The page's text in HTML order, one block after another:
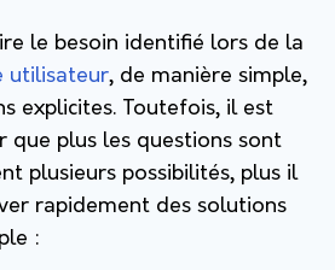
le besoin identifié lors de la
utilisateur, de manière simple,
explicites. Toutefois, il est
que plus les questions sont
plusieurs possibilités, plus il
rapidement des solutions
: